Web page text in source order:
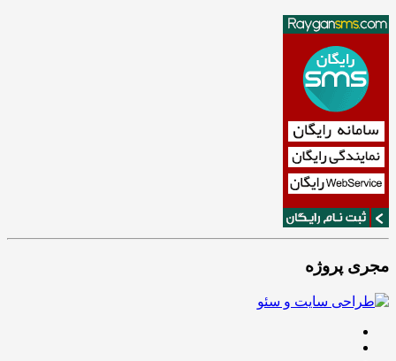
مجری پروژه